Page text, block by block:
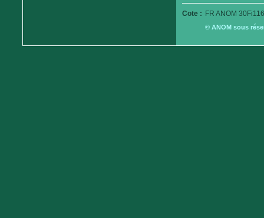
Cote : FR ANOM
© ANOM sous